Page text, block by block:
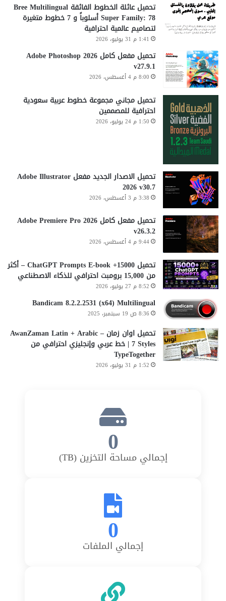
تحميل عائلة الخطوط الفائقة Bree Multilingual
Super Family: 78 أسلوباً و 7 خطوط متغيرة
لتصاميم عالمية احترافية
1:41 م 31 يوليو، 2026
تحميل مفعل كامل Adobe Photoshop 2026
v27.9.1
8:00 م 4 أغسطس، 2026
تحميل مجاني مجموعة خطوط عربية سعودية
احترافية للمصممين
1:50 م 24 يوليو، 2026
تحميل الاصدار الجديد مفعل Adobe Illustrator
2026 v30.7
3:38 م 3 أغسطس، 2026
تحميل مفعل كامل Adobe Premiere Pro 2026
v26.3.2
9:44 م 4 أغسطس، 2026
تحميل 15000+ ChatGPT Prompts E-book – أكثر
من 15,000 برومبت احترافي للذكاء الاصطناعي
8:52 م 27 يوليو، 2026
Bandicam 8.2.2.2531 (x64) Multilingual
8:36 ص 19 سبتمبر، 2025
تحميل اوان زمان AwanZaman Latin + Arabic –
7 Styles | خط عربي وإنجليزي احترافي من
TypeTogether
1:52 م 31 يوليو، 2026
0
إجمالي مساحة التخزين (TB)
0
إجمالي الملفات